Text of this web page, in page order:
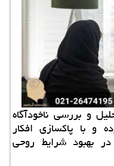
و بررسی ناخودآگاه
و با پاكسازی افكار
بهبود شرایط روحی